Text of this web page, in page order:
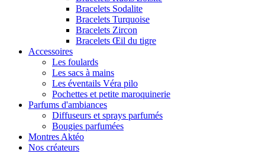
Bracelets Sodalite
Bracelets Turquoise
Bracelets Zircon
Bracelets Œil du tigre
Accessoires
Les foulards
Les sacs à mains
Les éventails Véra pilo
Pochettes et petite maroquinerie
Parfums d'ambiances
Diffuseurs et sprays parfumés
Bougies parfumées
Montres Aktéo
Nos créateurs